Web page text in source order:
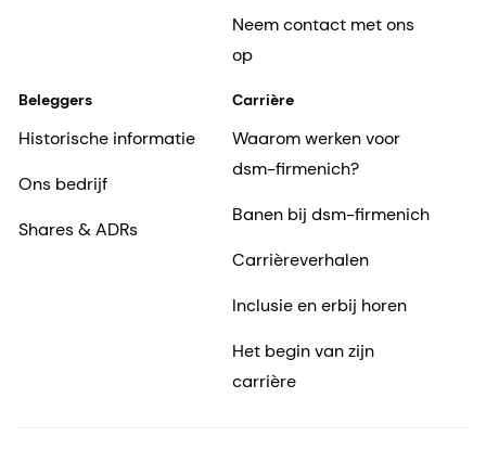
Neem contact met ons
op
Beleggers
Historische informatie
Ons bedrijf
Shares & ADRs
Carrière
Waarom werken voor
dsm-firmenich?
Banen bij dsm-firmenich
Carrièreverhalen
Inclusie en erbij horen
Het begin van zijn
carrière